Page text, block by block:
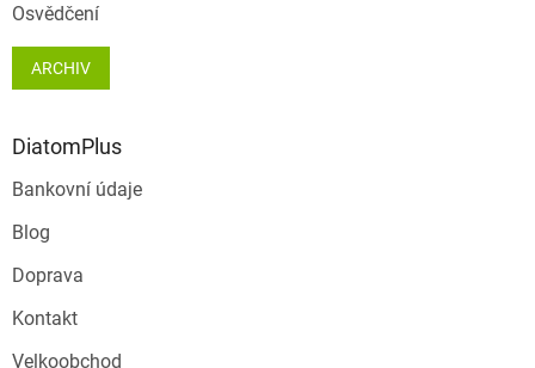
Osvědčení
ARCHIV
DiatomPlus
Bankovní údaje
Blog
Doprava
Kontakt
Velkoobchod